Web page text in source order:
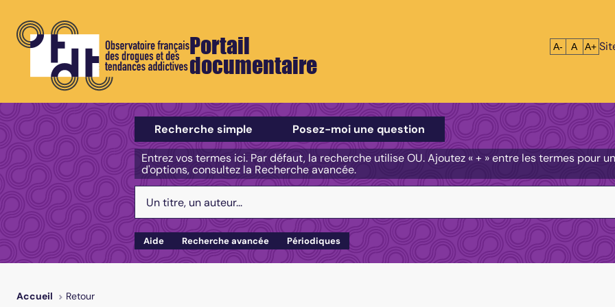
Portail
documentaire
Réduire le
A- A A+
Sélectionner un type de recherche
Recherche simple
Posez-moi une question
Entrez vos termes ici. Par défaut, la recherche utilise OU. Ajoutez « + » entre les termes pour
d'options, consultez la Recherche avancée.
Aide Recherche avancée Périodiques
Accueil Retour